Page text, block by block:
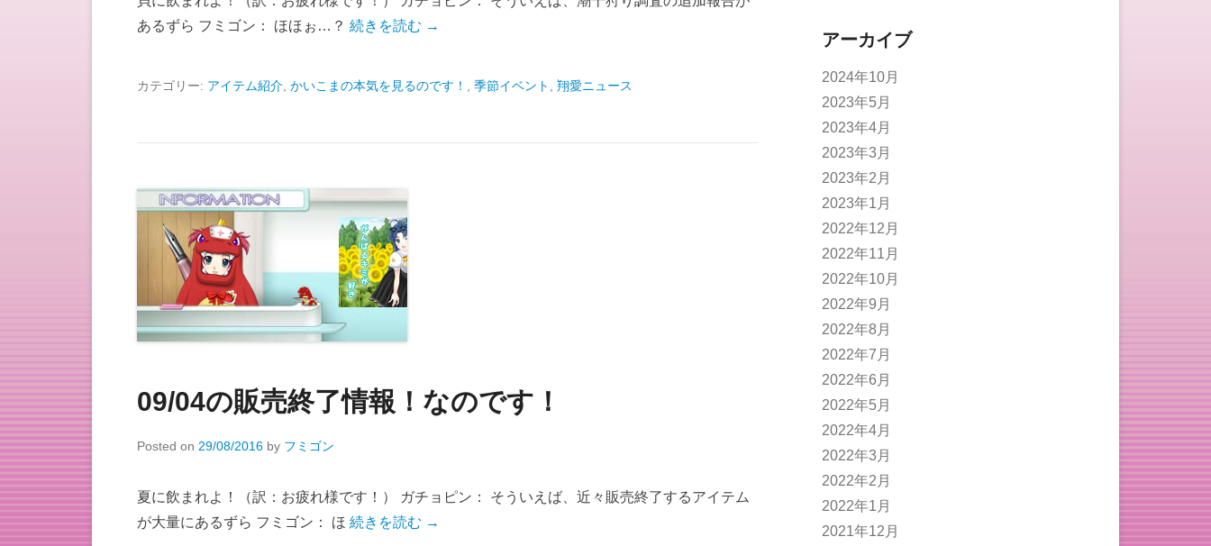
あるずら フミゴン： ほほぉ…？ 続きを読む →
カテゴリー: アイテム紹介 かいこまの本気を見るのです！ 季節イベント 翔愛ニュース
09/04の販売終了情報！なのです！
Posted on 29/08/2016 by フミゴン
夏に飲まれよ！（訳：お疲れ様です！） ガチョピン： そういえば、近々販売終了するアイテム
が大量にあるずら フミゴン： ほ 続きを読む →
アーカイブ
2024年10月
2023年5月
2023年4月
2023年3月
2023年2月
2023年1月
2022年12月
2022年11月
2022年10月
2022年9月
2022年8月
2022年7月
2022年6月
2022年5月
2022年4月
2022年3月
2022年2月
2022年1月
2021年12月